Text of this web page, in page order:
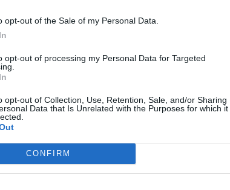
opt-out of the Sale of my Personal Data.
opt-out of processing my Personal Data for Targeted
opt-out of Collection, Use, Retention, Sale, and/or Sharing
Data that Is Unrelated with the Purposes for which it
CONFIRM
Ελλάδος σε ένα ευρύτατο επενδυτικό
την σταθερή υποστήριξη του
επιχειρήσεις, την ελληνική ναυτιλία και την
σημαντικότατη πηγή άντλησης
ελληνικών συμφερόντων και το
κύριο ρόλο σε αυτό».
το Χρηματιστήριο της Νέας Υόρκης
και εξέδωσε ειδικά αναμνηστικά
πλευρά του, ο αντιπρόεδρος του NYSE,